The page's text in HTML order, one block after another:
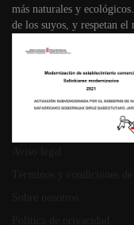
más naturales y
de los suyos, y respetan